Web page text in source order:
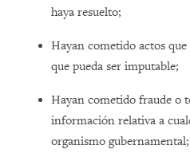
haya resuelto;
Hayan cometido actos
que pueda ser imputable;
Hayan cometido fraude o
información relativa a
organismo gubernamental;